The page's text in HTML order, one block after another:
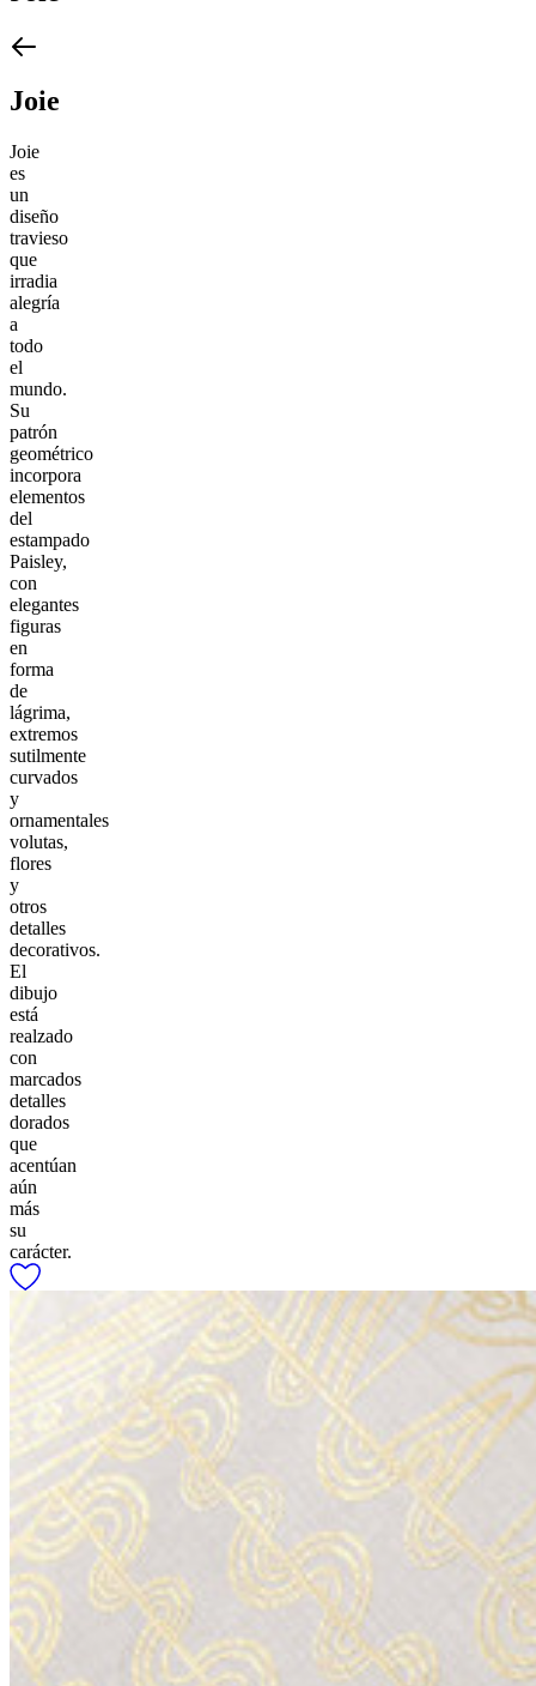
Joie
Joie
es
un
diseño
travieso
que
irradia
alegría
a
todo
el
mundo.
Su
patrón
geométrico
incorpora
elementos
del
estampado
Paisley,
con
elegantes
figuras
en
forma
de
lágrima,
extremos
sutilmente
curvados
y
ornamentales
volutas,
flores
y
otros
detalles
decorativos.
El
dibujo
está
realzado
con
marcados
detalles
dorados
que
acentúan
aún
más
su
carácter.